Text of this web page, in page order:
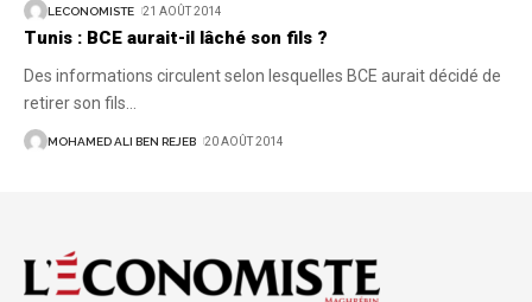
LECONOMISTE 21 AOÛT 2014
Tunis : BCE aurait-il lâché son fils ?
Des informations circulent selon lesquelles BCE aurait décidé de
retirer son fils…
MOHAMED ALI BEN REJEB 20 AOÛT 2014